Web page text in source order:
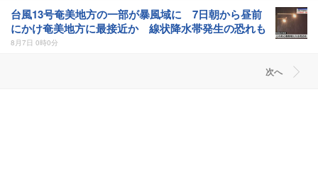
台風13号奄美地方の一部が暴風域に 7日朝から昼前
にかけ奄美地方に最接近か 線状降水帯発生の恐れも
8月7日 0時0分
次へ